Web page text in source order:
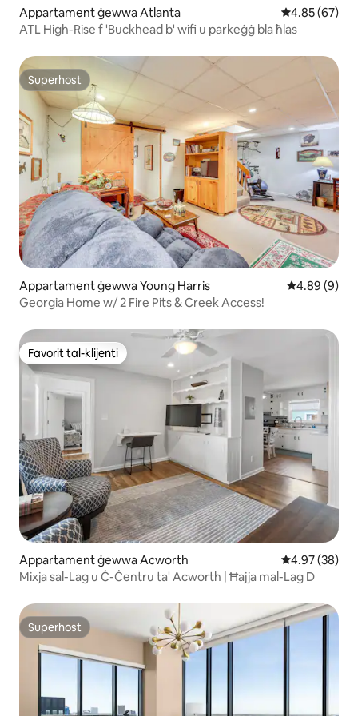
Appartament ġewwa Atlanta Rating medju
4.85 (67)
ATL High-Rise f 'Buckhead b' wifi u parkeġġ bla ħlas
Superhost
Superhost
Appartament ġewwa Young Harris Rating
4.89 (9)
Georgia Home w/ 2 Fire Pits & Creek Access!
Favorit tal-klijenti
Favorit tal-klijenti
Appartament ġewwa Acworth Rating medju
4.97 (38)
Mixja sal-Lag u Ċ-Ċentru ta' Acworth | Ħajja mal-Lag D
Superhost
Superhost